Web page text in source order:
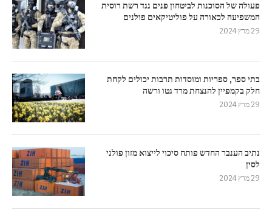
פעולה של הסוכנות לביטחון פנים נגד רשת רוסית
המשפיעה לכאורה על פוליטיקאים פולנים
29 מרץ 2024
בתי ספר, ספריות ומוסדות תרבות יכולים לקחת
חלק בקמפיין להנצחת מרד גטו ורשה
29 מרץ 2024
נתיב הענבר החדש פותח סיכוי לייצוא מזון פולני
לסין
29 מרץ 2024